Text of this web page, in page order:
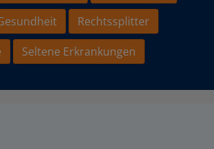
Rechtssplitter
Seltene Erkrankungen